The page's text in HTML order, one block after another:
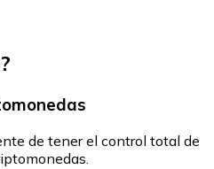
de tener el control total de